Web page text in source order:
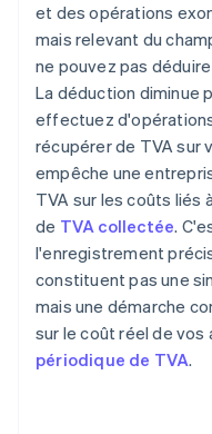
et des opérations
mais relevant du
ne pouvez pas
La déduction diminue
effectuez
récupérer de TVA sur
empêche une
TVA sur les coûts liés
de TVA collectée.
l'enregistrement
constituent pas une
mais une démarche
sur le coût réel de
périodique de TVA.